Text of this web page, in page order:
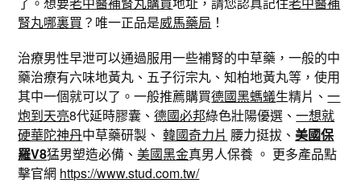
腎丸哪裏買 ？唯一正品是威馬藥局 ！
治療男性早泄可以通過服用一些補腎的中草藥，一般的中
藥治療有六味地黃丸、五子衍宗丸、知柏地黃丸等，使用
其中一個就可以了。一般推薦購買德國黑螞蟻生精片、一
炮到天亮8代延時膠囊、德國必邦綠色壯陽優選、一想就
硬華陀神丹中草藥研製、 韓國奇力片 腰力挺拔、美國保
羅V8猛男塑造必備、美國黑金真男人保養 。 更多產品點
擊官網 https://www.stud.com.tw/